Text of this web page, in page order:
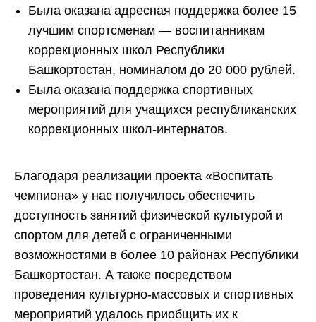
Была оказана адресная поддержка более 15
лучшим спортсменам — воспитанникам
коррекционных школ Республики
Башкортостан, номиналом до 20 000 рублей.
Была оказана поддержка спортивных
мероприятий для учащихся республиканских
коррекционных школ-интернатов.
Благодаря реализации проекта «Воспитать
чемпиона» у нас получилось обеспечить
доступность занятий физической культурой и
спортом для детей с ограниченными
возможностями в более 10 районах Республики
Башкортостан. А также посредством
проведения культурно-массовых и спортивных
мероприятий удалось приобщить их к